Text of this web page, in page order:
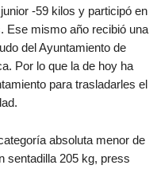
-59 kilos y participó en
Ese mismo año recibió una
del Ayuntamiento de
Por lo que la de hoy ha
para trasladarles el
absoluta menor de
sentadilla 205 kg, press